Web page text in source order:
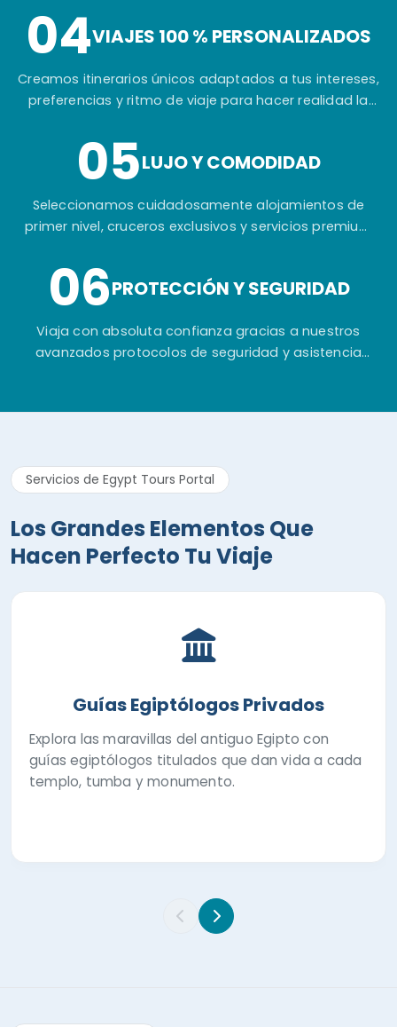
04VIAJES 100 % PERSONALIZADOS
Creamos itinerarios únicos adaptados a tus intereses,
preferencias y ritmo de viaje para hacer realidad la
05LUJO Y COMODIDAD
Seleccionamos cuidadosamente alojamientos de
primer nivel, cruceros exclusivos y servicios premium
06PROTECCIÓN Y SEGURIDAD
Viaja con absoluta confianza gracias a nuestros
avanzados protocolos de seguridad y asistencia
Servicios de Egypt Tours Portal
Los Grandes Elementos Que
Hacen Perfecto Tu Viaje
Guías Egiptólogos Privados
Explora las maravillas del antiguo Egipto con
guías egiptólogos titulados que dan vida a cada
templo, tumba y monumento.